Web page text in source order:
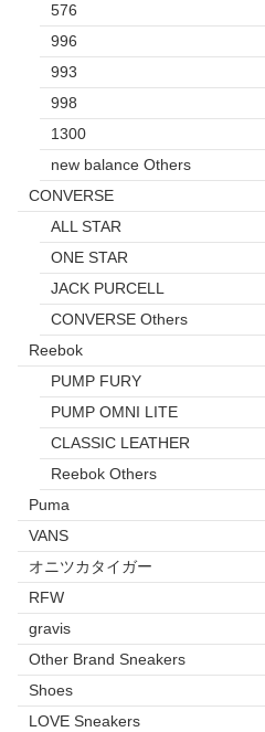
576
996
993
998
1300
new balance Others
CONVERSE
ALL STAR
ONE STAR
JACK PURCELL
CONVERSE Others
Reebok
PUMP FURY
PUMP OMNI LITE
CLASSIC LEATHER
Reebok Others
Puma
VANS
オニツカタイガー
RFW
gravis
Other Brand Sneakers
Shoes
LOVE Sneakers